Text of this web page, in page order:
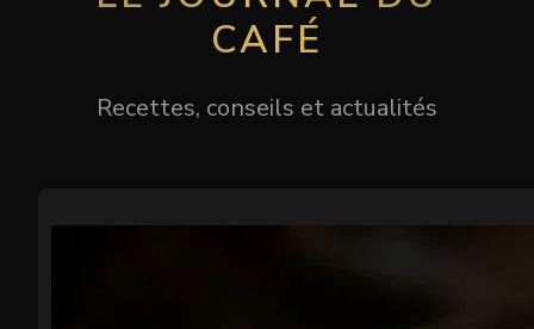
CAFÉ
Recettes, conseils et actualités